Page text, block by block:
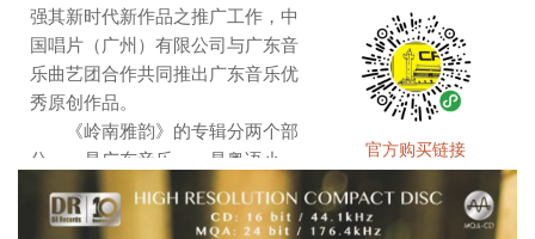
强其新时代新作品之推广工作，中
国唱片（广州）有限公司与广东音
乐曲艺团合作共同推出广东音乐优
秀原创作品。
《岭南雅韵》的专辑分两个部
分，一是广东音乐，一是粤语小
曲。当中曲目是从第一至第六届广
东音乐创作大赛的优秀作品中选
官方购买链接